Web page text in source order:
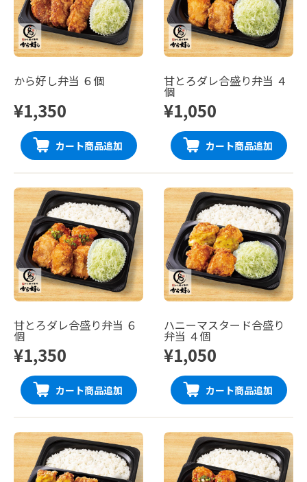
から好し弁当 ６個
¥1,350
カート商品追加
甘とろダレ合盛り弁当 ４
個
¥1,050
カート商品追加
甘とろダレ合盛り弁当 ６
個
¥1,350
カート商品追加
ハニーマスタード合盛り
弁当 ４個
¥1,050
カート商品追加